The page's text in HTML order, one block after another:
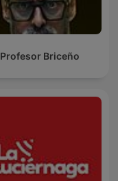
Profesor Briceño